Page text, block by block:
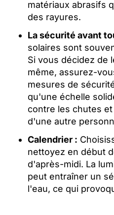
matériaux abrasifs
des rayures.
La sécurité avant
solaires sont
Si vous décidez de
même, assurez-
mesures de
qu'une échelle
contre les chutes
d'une autre
Calendrier :
nettoyez en début
d'après-midi. La
peut entraîner un
l'eau, ce qui